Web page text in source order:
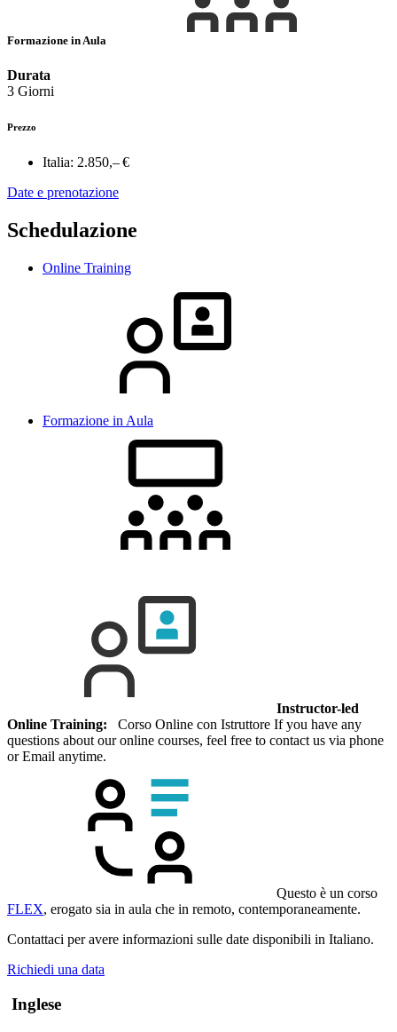
Formazione in Aula
Durata
3 Giorni
Prezzo
Italia: 2.850,– €
Date e prenotazione
Schedulazione
Online Training
Formazione in Aula
Instructor-led
Online Training: Corso Online con Istruttore If you have any
questions about our online courses, feel free to contact us via phone
or Email anytime.
Questo è un corso
FLEX, erogato sia in aula che in remoto, contemporaneamente.
Contattaci per avere informazioni sulle date disponibili in Italiano.
Richiedi una data
Inglese